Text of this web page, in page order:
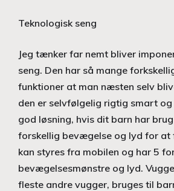
Teknologisk seng
Jeg tænker far nemt bliver
seng. Den har så mange
funktioner at man næsten selv
den er selvfølgelig rigtig smart og
god løsning, hvis dit barn har
forskellig bevægelse og lyd for at
kan styres fra mobilen og har 5
bevægelsesmønstre og lyd.
fleste andre vugger, bruges til